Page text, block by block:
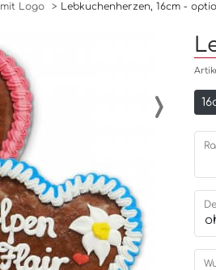
mit Logo > Lebkuchenherzen, 16cm -
›